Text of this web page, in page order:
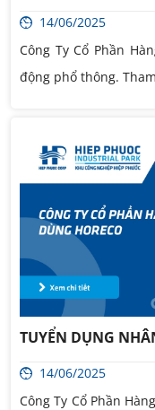
14/06/2025
Công Ty Cổ Phần
động phổ thông.
TUYỂN DỤNG
14/06/2025
Công Ty Cổ Phần